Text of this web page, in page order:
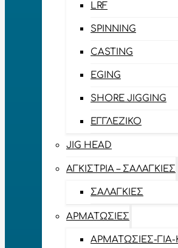
LRF
SPINNING
CASTING
EGING
SHORE JIGGING
ΕΓΓΛΈΖΙΚΟ
JIG HEAD
ΑΓΚΊΣΤΡΙΑ – ΣΑΛΑΓΚΙΈΣ
ΣΑΛΑΓΚΙΈΣ
ΑΡΜΑΤΩΣΙΈΣ
ΑΡΜΑΤΩΣΙΈΣ-